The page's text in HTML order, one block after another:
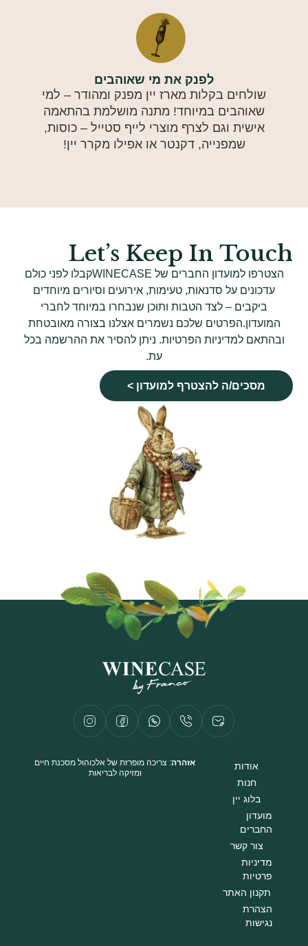
לפנק את מי שאוהבים
שולחים בקלות מארז יין מפנק ומהודר – למי
שאוהבים במיוחד! מתנה מושלמת בהתאמה
אישית וגם לצרף מוצרי לייף סטייל – כוסות,
שמפנייה, דקנטר או אפילו מקרר יין!
Let’s Keep In Touch
הצטרפו למועדון החברים של WINECASEקבלו לפני כולם
עדכונים על סדנאות, טעימות, אירועים וסיורים מיוחדים
ביקבים – לצד הטבות ותוכן שנבחרו במיוחד לחברי
המועדון.הפרטים שלכם נשמרים אצלנו בצורה מאובטחת
ובהתאם למדיניות הפרטיות. ניתן להסיר את ההרשמה בכל
עת.
מסכים/ה להצטרף למועדון >
אודות
חנות
בלוג יין
מועדון
החברים
צור קשר
מדיניות
פרטיות
תקנון האתר
הצהרת
נגישות
אזהרה: צריכה מופרזת של אלכוהול מסכנת חיים
ומזיקה לבריאות